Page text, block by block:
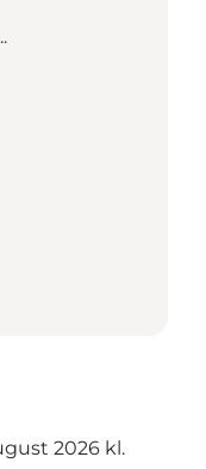
2026 kl.